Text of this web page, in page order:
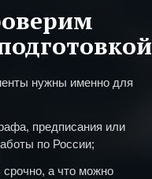
нужны именно для
предписания или
по России;
срочно, а что можно